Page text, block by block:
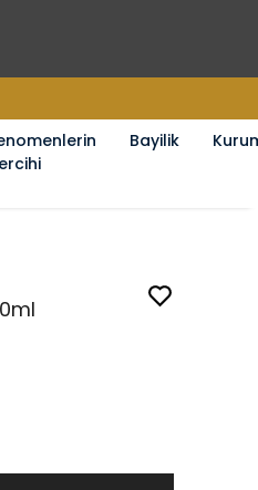
Bayilik